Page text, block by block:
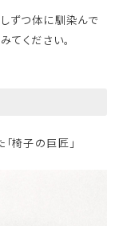
ずつ体に馴染んで
てください。
椅子の巨匠」